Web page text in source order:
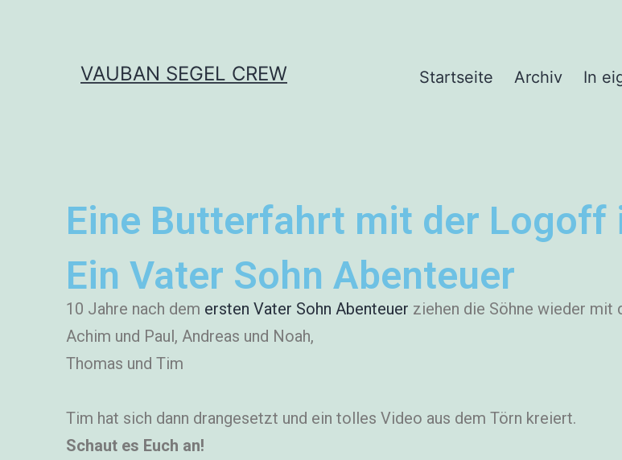
VAUBAN SEGEL CREW Startseite Archiv In
Eine Butterfahrt mit der Logoff
Ein Vater Sohn Abenteuer
10 Jahre nach dem ersten Vater Sohn Abenteuer ziehen die Söhne wieder mit
Achim und Paul, Andreas und Noah,
Thomas und Tim
Tim hat sich dann drangesetzt und ein tolles Video aus dem Törn kreiert.
Schaut es Euch an!